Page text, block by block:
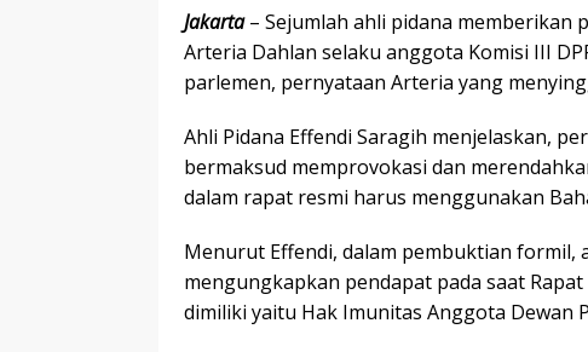
Jakarta– Sejumlah ahli pidana memberikan
Arteria Dahlan selaku anggota Komisi III
parlemen, pernyataan Arteria yang
Ahli Pidana Effendi Saragih menjelaskan,
bermaksud memprovokasi dan
dalam rapat resmi harus menggunakan
Menurut Effendi, dalam pembuktian formil,
mengungkapkan pendapat pada saat
dimiliki yaitu Hak Imunitas Anggota Dewan